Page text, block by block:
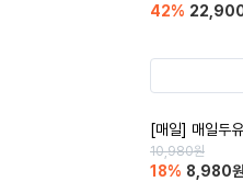
42%
[매일] 매일두
10,980원
18% 8,980원